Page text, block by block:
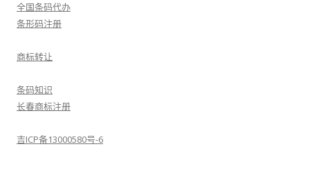
全国条码代办
条形码注册
商标转让
条码知识
长春商标注册
吉ICP备13000580号-6